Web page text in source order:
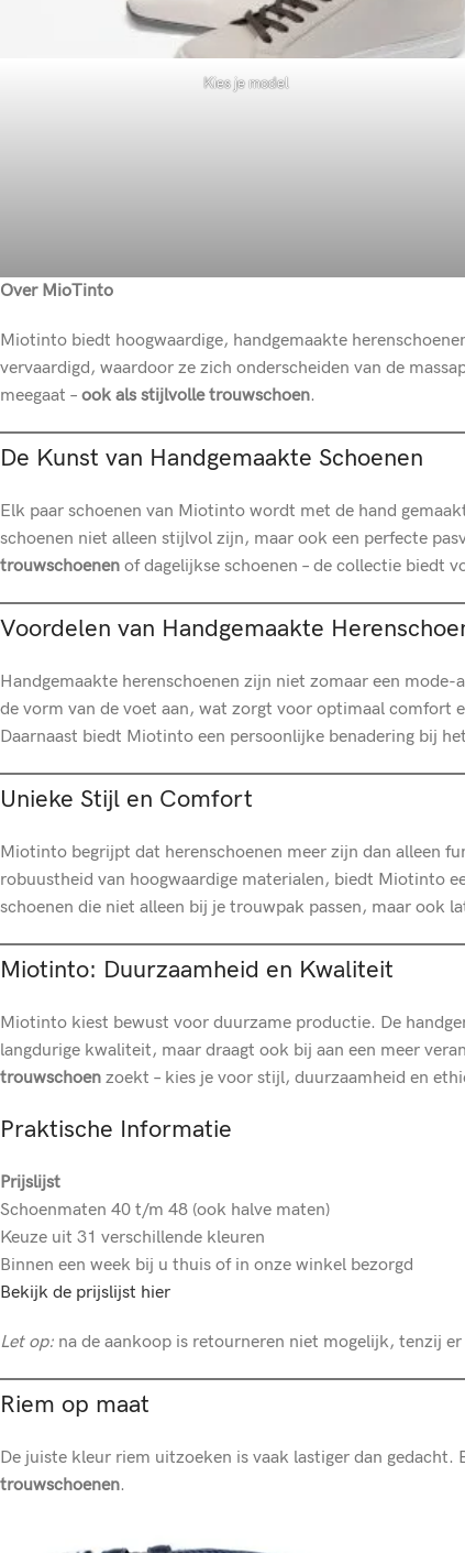
Kies je model
Over MioTinto
Miotinto biedt hoogwaardige, handgemaakte
vervaardigd, waardoor ze zich onderscheiden van de
meegaat – ook als stijlvolle trouwschoen.
De Kunst van Handgemaakte Schoenen
Elk paar schoenen van Miotinto wordt met de hand
schoenen niet alleen stijlvol zijn, maar ook een perfecte
trouwschoenen of dagelijkse schoenen – de collectie biedt
Voordelen van Handgemaakte
Handgemaakte herenschoenen zijn niet zomaar een
de vorm van de voet aan, wat zorgt voor optimaal comfort
Daarnaast biedt Miotinto een persoonlijke benadering bij
Unieke Stijl en Comfort
Miotinto begrijpt dat herenschoenen meer zijn dan alleen
robuustheid van hoogwaardige materialen, biedt Miotinto
schoenen die niet alleen bij je trouwpak passen, maar ook
Miotinto: Duurzaamheid en Kwaliteit
Miotinto kiest bewust voor duurzame productie. De
langdurige kwaliteit, maar draagt ook bij aan een meer
trouwschoen zoekt – kies je voor stijl, duurzaamheid en
Praktische Informatie
Prijslijst
Schoenmaten 40 t/m 48 (ook halve maten)
Keuze uit 31 verschillende kleuren
Binnen een week bij u thuis of in onze winkel bezorgd
Bekijk de prijslijst hier
Let op: na de aankoop is retourneren niet mogelijk, tenzij
Riem op maat
De juiste kleur riem uitzoeken is vaak lastiger dan
trouwschoenen.